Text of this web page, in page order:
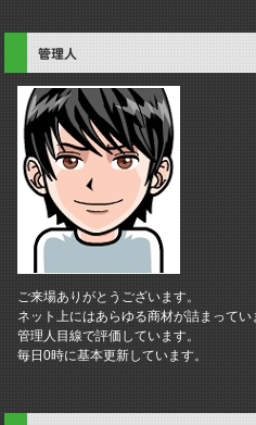
管理人
ご来場ありがとうございます。
ネット上にはあらゆる商材が詰まってい
管理人目線で評価しています。
毎日0時に基本更新しています。